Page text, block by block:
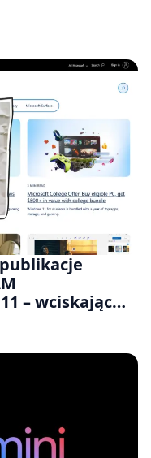
– wciskając
8 GB RAM po